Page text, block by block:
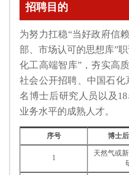
招聘目的
为努力扛稳“当好政府信
部、市场认可的思想库”
化工高端智库”，夯实高
社会公开招聘、中国石化
名博士后研究人员以及
业务水平的成熟人才。
序号 博士
1
天然气或